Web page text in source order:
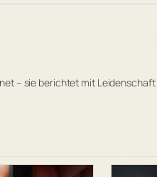
– sie berichtet mit